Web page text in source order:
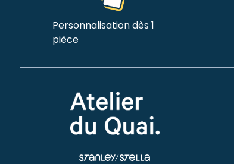
Personnalisation dès 1
pièce